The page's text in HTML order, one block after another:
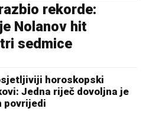
rekorde:
Nolanov hit
sedmice
horoskopski
Jedna riječ dovoljna je
povrijedi